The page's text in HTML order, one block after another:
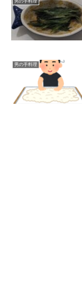
男の手料理
男の手料理